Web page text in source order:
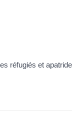
réfugiés et